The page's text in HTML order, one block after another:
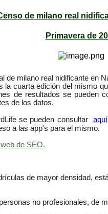
de milano real
Primavera de
de milano real nidificante en
la cuarta edición del mismo
de resultados se pueden
de los datos.
se pueden consultar
aquí
a las app's para el mismo.
de SEO.
de mayor densidad,
no profesionales, de